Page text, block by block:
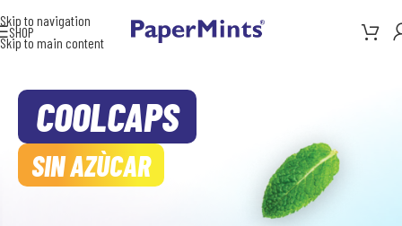
Skip to navigation
Skip to main content
SHOP
COOLCAPS
SIN AZÙCAR